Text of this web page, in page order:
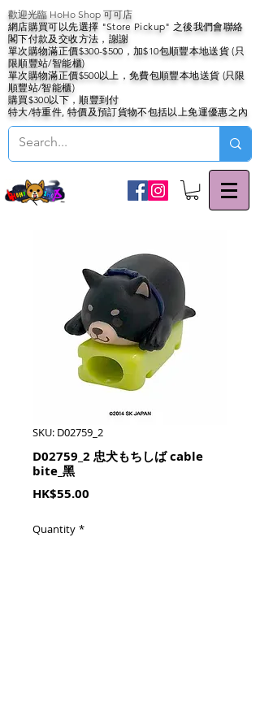
歡迎光臨 HoHo Shop 可可店
網店購買可以先選擇 "Store Pickup" 之後我們會聯絡
閣下付款及交收方法，謝謝
單次購物滿正價$300-$500，加$10包順豐本地送貨 (只
限順豐站/智能櫃)
單次購物滿正價$500以上，免費包順豐本地送貨 (只限
順豐站/智能櫃)
購買$300以下，順豐到付
特大/特重件, 特價及預訂貨物不包括以上免運優惠之內
SKU: D02759_2
D02759_2 忠犬もちしば cable
bite_黑
HK$55.00
Quantity *